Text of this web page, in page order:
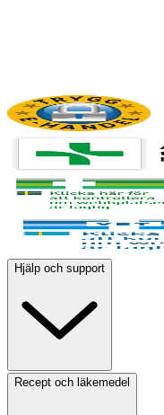
Hjälp och support
Recept och läkemedel